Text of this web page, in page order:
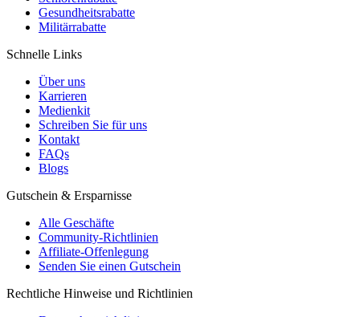
Gesundheitsrabatte
Militärrabatte
Schnelle Links
Über uns
Karrieren
Medienkit
Schreiben Sie für uns
Kontakt
FAQs
Blogs
Gutschein & Ersparnisse
Alle Geschäfte
Community-Richtlinien
Affiliate-Offenlegung
Senden Sie einen Gutschein
Rechtliche Hinweise und Richtlinien